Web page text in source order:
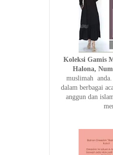
Koleksi Gamis
Halona,
muslimah anda.
dalam berbagai
anggun dan